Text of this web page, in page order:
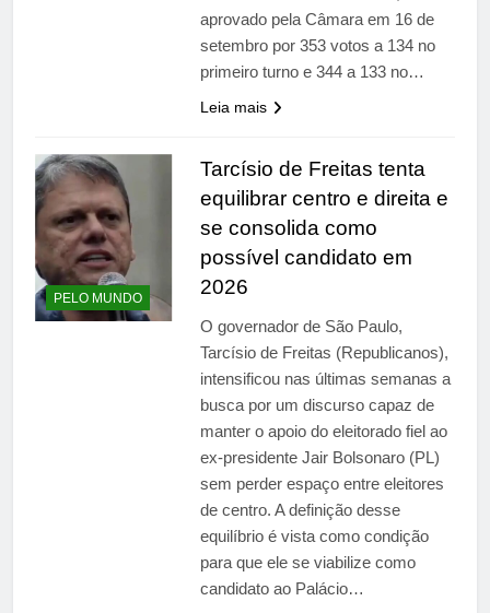
aprovado pela Câmara em 16 de
setembro por 353 votos a 134 no
primeiro turno e 344 a 133 no…
Leia mais
PELO MUNDO
Tarcísio de Freitas tenta
equilibrar centro e direita e
se consolida como
possível candidato em
2026
O governador de São Paulo,
Tarcísio de Freitas (Republicanos),
intensificou nas últimas semanas a
busca por um discurso capaz de
manter o apoio do eleitorado fiel ao
ex-presidente Jair Bolsonaro (PL)
sem perder espaço entre eleitores
de centro. A definição desse
equilíbrio é vista como condição
para que ele se viabilize como
candidato ao Palácio…